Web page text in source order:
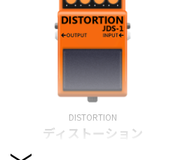
DISTORTION
ディストーション